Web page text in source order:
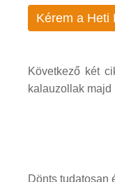
Kérem a Heti
Következő két
kalauzollak majd
Dönts tudatosan